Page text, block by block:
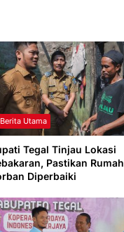
Berita Utama
Tegal Tinjau Lokasi
Pastikan Rumah
Diperbaiki